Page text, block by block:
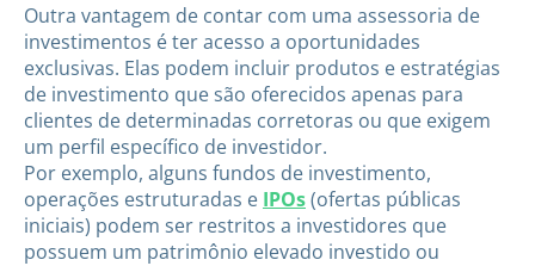
Outra vantagem de contar com uma assessoria de
investimentos é ter acesso a oportunidades
exclusivas. Elas podem incluir produtos e estratégias
de investimento que são oferecidos apenas para
clientes de determinadas corretoras ou que exigem
um perfil específico de investidor.
Por exemplo, alguns fundos de investimento,
operações estruturadas e IPOs(ofertas públicas
iniciais) podem ser restritos a investidores que
possuem um patrimônio elevado investido ou